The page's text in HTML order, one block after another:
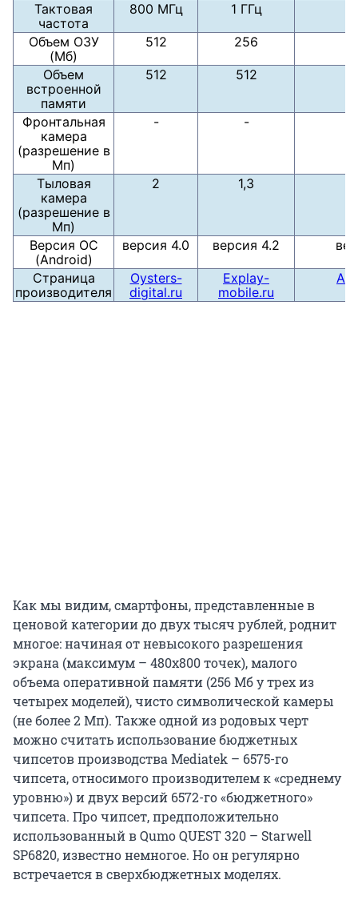
Тактовая
частота
800 МГц 1 ГГц
Объем ОЗУ
(Мб)
512 256
Объем
встроенной
памяти
512 512
Фронтальная
камера
(разрешение в
Мп)
- -
Тыловая
камера
(разрешение в
Мп)
2 1,3
Версия ОС
(Android)
версия 4.0 версия 4.2
Страница
производителя
Oysters-
digital.ru
Explay-
mobile.ru
Как мы видим, смартфоны, представленные в
ценовой категории до двух тысяч рублей, роднит
многое: начиная от невысокого разрешения
экрана (максимум – 480х800 точек), малого
объема оперативной памяти (256 Мб у трех из
четырех моделей), чисто символической камеры
(не более 2 Мп). Также одной из родовых черт
можно считать использование бюджетных
чипсетов производства Mediatek – 6575-го
чипсета, относимого производителем к «среднему
уровню») и двух версий 6572-го «бюджетного»
чипсета. Про чипсет, предположительно
использованный в Qumo QUEST 320 – Starwell
SP6820, известно немногое. Но он регулярно
встречается в сверхбюджетных моделях.